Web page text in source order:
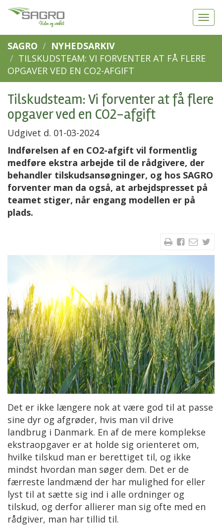
SAGRO
NYHEDSARKIV
TILSKUDSTEAM: VI FORVENTER AT FÅ FLERE
OPGAVER VED EN CO2-AFGIFT
Tilskudsteam: Vi forventer at få flere
opgaver ved en CO2-afgift
Udgivet d. 01-03-2024
Indførelsen af en CO2-afgift vil formentlig
medføre ekstra arbejde til de rådgivere, der
behandler tilskudsansøgninger, og hos SAGRO
forventer man da også, at arbejdspresset på
teamet stiger, når engang modellen er på
plads.
Det er ikke længere nok at være god til at passe
sine dyr og afgrøder, hvis man vil drive
landbrug i Danmark. En af de mere komplekse
ekstraopgaver er at holde sig orienteret om,
hvilke tilskud man er berettiget til, og ikke
mindst hvordan man søger dem. Det er de
færreste landmænd der har mulighed for eller
lyst til at sætte sig ind i alle ordninger og
tilskud, og derfor allierer man sig ofte med en
rådgiver, man har tillid til.